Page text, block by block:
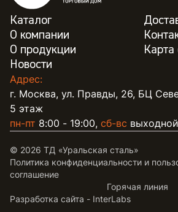
Каталог
О компании
О продукции
Новости
Карта
Адрес:
г. Москва, ул. Правды, 26, БЦ
5 этаж
пн-пт 8:00 - 19:00, сб-вс выходной
© 2026 ТД «Уральская сталь»
Политика конфиденциальности и
соглашение
Горячая линия
Разработка сайта - InterLabs